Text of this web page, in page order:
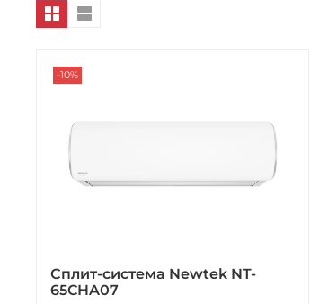
-10%
Сплит-система Newtek NT-
65CHA07